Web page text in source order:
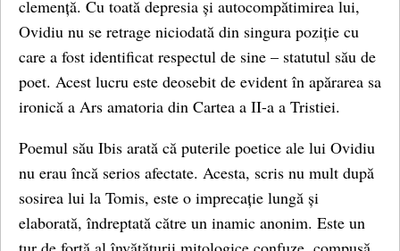
clemență. Cu toată depresia și autocompătimirea lui,
Ovidiu nu se retrage niciodată din singura poziție cu
care a fost identificat respectul de sine – statutul său de
poet. Acest lucru este deosebit de evident în apărarea sa
ironică a Ars amatoria din Cartea a II-a a Tristiei.
Poemul său Ibis arată că puterile poetice ale lui Ovidiu
nu erau încă serios afectate. Acesta, scris nu mult după
sosirea lui la Tomis, este o imprecație lungă și
elaborată, îndreptată către un inamic anonim. Este un